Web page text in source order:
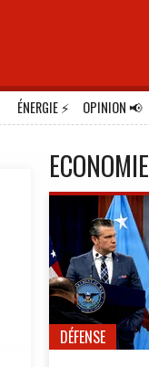
ÉNERGIE⚡ OPINION📢
ECONOMIE
DÉFENSE